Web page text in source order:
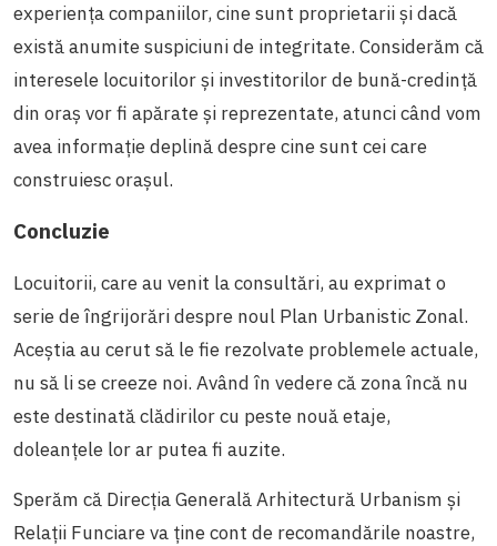
experiența companiilor, cine sunt proprietarii și dacă
există anumite suspiciuni de integritate. Considerăm că
interesele locuitorilor și investitorilor de bună-credință
din oraș vor fi apărate și reprezentate, atunci când vom
avea informație deplină despre cine sunt cei care
construiesc orașul.
Concluzie
Locuitorii, care au venit la consultări, au exprimat o
serie de îngrijorări despre noul Plan Urbanistic Zonal.
Aceștia au cerut să le fie rezolvate problemele actuale,
nu să li se creeze noi. Având în vedere că zona încă nu
este destinată clădirilor cu peste nouă etaje,
doleanțele lor ar putea fi auzite.
Sperăm că Direcția Generală Arhitectură Urbanism și
Relații Funciare va ține cont de recomandările noastre,